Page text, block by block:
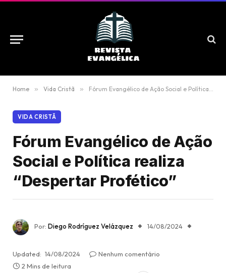
Home » Vida Cristã » Fórum Evangélico de Ação Social e Política realiza “Despertar Profético”
VIDA CRISTÃ
Fórum Evangélico de Ação
Social e Política realiza
“Despertar Profético”
Por: Diego Rodríguez Velázquez 14/08/2024
Updated: 14/08/2024
Nenhum comentário
2 Mins de leitura